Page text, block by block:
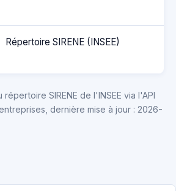
Répertoire SIRENE (INSEE)
SIRENE de l'INSEE via l'API
dernière mise à jour : 2026-